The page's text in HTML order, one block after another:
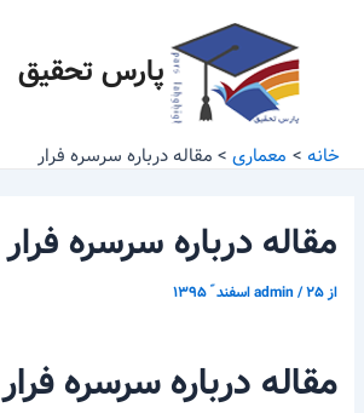
پارس تحقیق
خانه معماری مقاله درباره سرسره فرار
مقاله درباره سرسره فرار
از admin/۲۵ اسفند ّ ۱۳۹۵
مقاله درباره سرسره فرار